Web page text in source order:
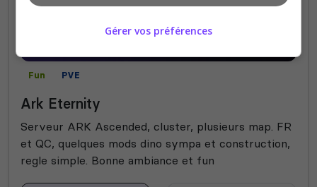
Fun PVE
Ark Eternity
Serveur ARK Ascended, cluster, plusieurs map. FR
et QC, quelques mods dino sympa et construction,
regle simple. Bonne ambiance et fun
Gérer vos préférences